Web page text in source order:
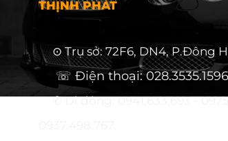
THỊNH PHÁT
⊙ Trụ sở: 72F6, DN4, P.Đông
☏ Điện thoại: 028.3535.1596
✆ Di động: 0941.633.693 -